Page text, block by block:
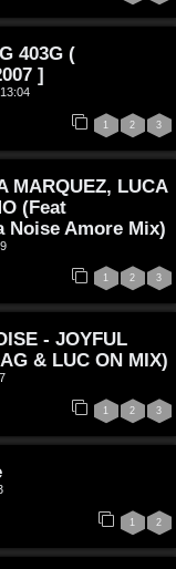
403G (
]
1 2 3
MARQUEZ, LUCA
(Feat
Noise Amore Mix)
1 2 3
- JOYFUL
& LUC ON MIX)
1 2 3
1 2